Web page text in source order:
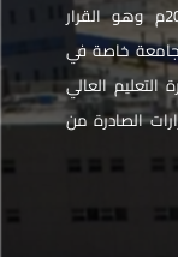
جمهورية مصر العربية رقم 91 لسنة 2010م وهو القرار
جامعة خاصة في
العالي
الصادرة من